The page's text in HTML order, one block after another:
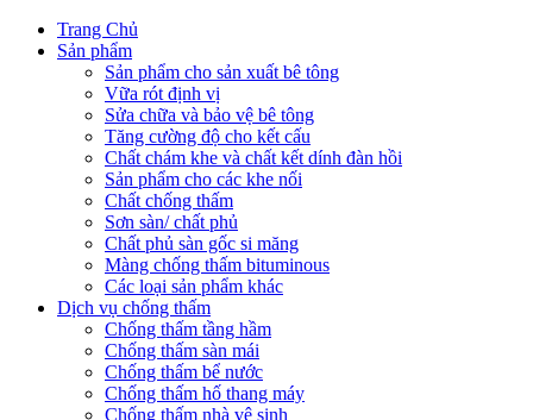
Trang Chủ
Sản phẩm
Sản phẩm cho sản xuất bê tông
Vữa rót định vị
Sửa chữa và bảo vệ bê tông
Tăng cường độ cho kết cấu
Chất chám khe và chất kết dính đàn hồi
Sản phẩm cho các khe nối
Chất chống thấm
Sơn sàn/ chất phủ
Chất phủ sàn gốc si măng
Màng chống thấm bituminous
Các loại sản phẩm khác
Dịch vụ chống thấm
Chống thấm tầng hầm
Chống thấm sàn mái
Chống thấm bể nước
Chống thấm hố thang máy
Chống thấm nhà vệ sinh